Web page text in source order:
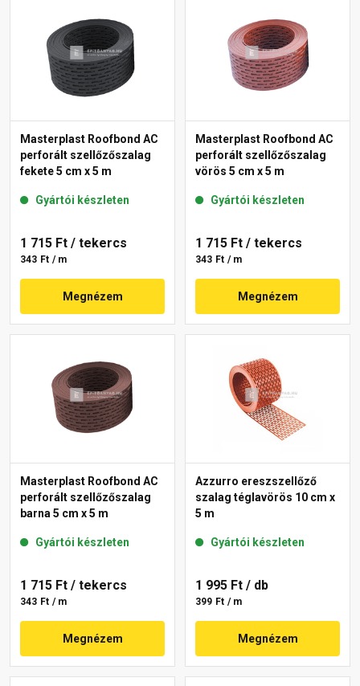
Masterplast Roofbond AC
perforált szellőzőszalag
fekete 5 cm x 5 m
Gyártói készleten
1 715 Ft / tekercs
343 Ft / m
Megnézem
Masterplast Roofbond AC
perforált szellőzőszalag
vörös 5 cm x 5 m
Gyártói készleten
1 715 Ft / tekercs
343 Ft / m
Megnézem
Masterplast Roofbond AC
perforált szellőzőszalag
barna 5 cm x 5 m
Gyártói készleten
1 715 Ft / tekercs
343 Ft / m
Megnézem
Azzurro ereszszellőző
szalag téglavörös 10 cm x
5 m
Gyártói készleten
1 995 Ft / db
399 Ft / m
Megnézem